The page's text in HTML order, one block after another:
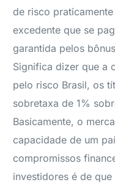
de risco
excedente que se
garantida pelos
Significa dizer que a
pelo risco Brasil, os
sobretaxa de 1%
Basicamente, o
capacidade de um
compromissos
investidores é de